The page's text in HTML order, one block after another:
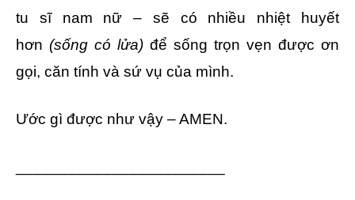
tu sĩ nam nữ – sẽ có nhiều nhiệt huyết
hơn (sống có lửa) để sống trọn vẹn được ơn
gọi, căn tính và sứ vụ của mình.
Ước gì được như vậy – AMEN.